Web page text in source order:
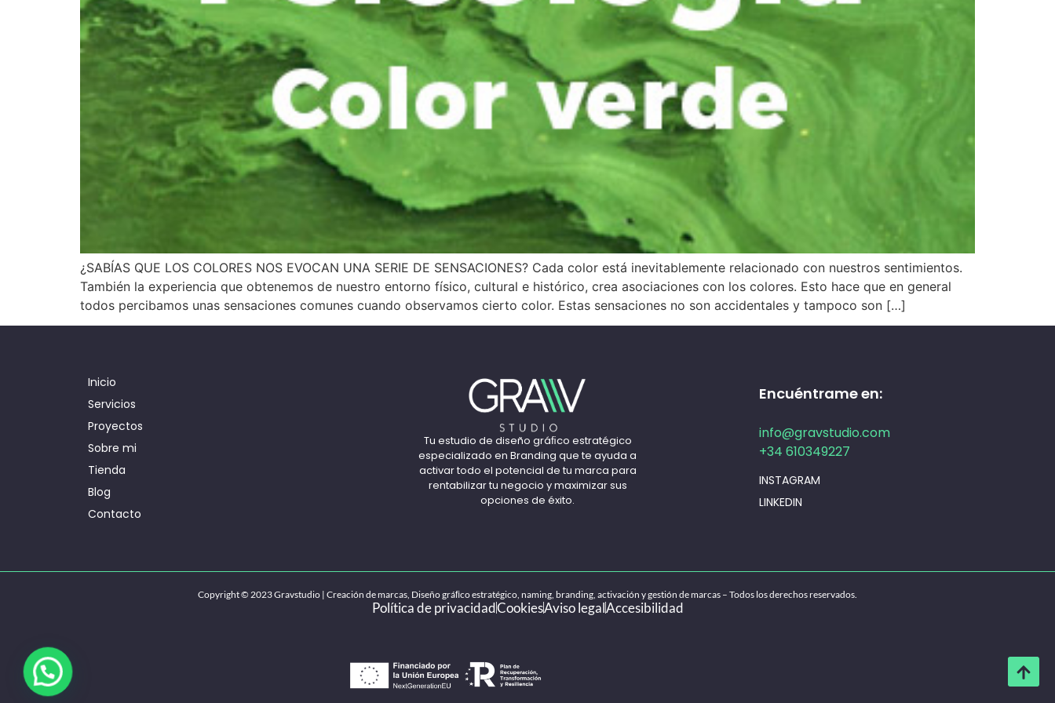
¿SABÍAS QUE LOS COLORES NOS EVOCAN UNA SERIE DE SENSACIONES? Cada color está inevitablemente relacionado con nuestros sentimientos.
También la experiencia que obtenemos de nuestro entorno físico, cultural e histórico, crea asociaciones con los colores. Esto hace que en general
todos percibamos unas sensaciones comunes cuando observamos cierto color. Estas sensaciones no son accidentales y tampoco son […]
Inicio
Servicios
Proyectos
Sobre mi
Tienda
Blog
Contacto
Tu estudio de diseño gráﬁco estratégico
especializado en Branding que te ayuda a
activar todo el potencial de tu marca para
rentabilizar tu negocio y maximizar sus
opciones de éxito.
Encuéntrame en:
info@gravstudio.com
+34 610349227
INSTAGRAM
LINKEDIN
Copyright © 2023 Gravstudio | Creación de marcas, Diseño gráﬁco estratégico, naming, branding, activación y gestión de marcas – Todos los derechos reservados.
Política de privacidadCookiesAviso legalAccesibilidad